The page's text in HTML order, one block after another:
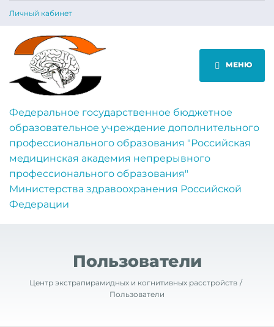
Личный кабинет
МЕНЮ
Федеральное государственное бюджетное
образовательное учреждение дополнительного
профессионального образования "Российская
медицинская академия непрерывного
профессионального образования"
Министерства здравоохранения Российской
Федерации
Пользователи
Центр экстрапирамидных и когнитивных расстройств
Пользователи